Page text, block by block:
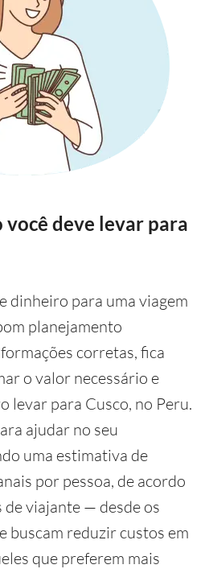
deve levar para
dinheiro para uma viagem
planejamento
corretas, fica
o valor necessário e
levar para Cusco, no Peru.
ajudar no seu
uma estimativa de
por pessoa, de acordo
viajante — desde os
buscam reduzir custos em
que preferem mais